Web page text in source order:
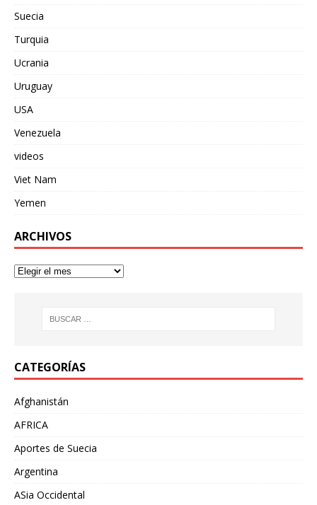
Suecia
Turquia
Ucrania
Uruguay
USA
Venezuela
videos
Viet Nam
Yemen
ARCHIVOS
CATEGORÍAS
Afghanistán
AFRICA
Aportes de Suecia
Argentina
ASia Occidental